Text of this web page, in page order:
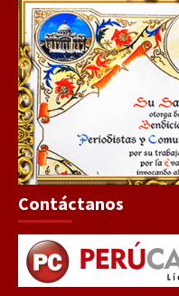
Contáctanos